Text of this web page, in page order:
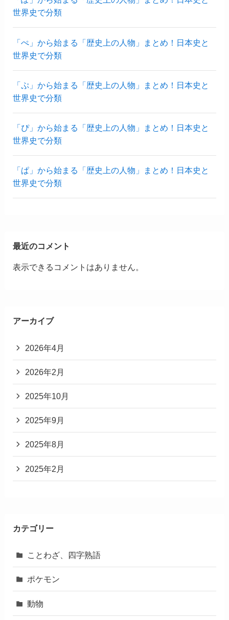
世界史で分類
「ぺ」から始まる「歴史上の人物」まとめ！日本史と
世界史で分類
「ぷ」から始まる「歴史上の人物」まとめ！日本史と
世界史で分類
「ぴ」から始まる「歴史上の人物」まとめ！日本史と
世界史で分類
「ぱ」から始まる「歴史上の人物」まとめ！日本史と
世界史で分類
最近のコメント
表示できるコメントはありません。
アーカイブ
2026年4月
2026年2月
2025年10月
2025年9月
2025年8月
2025年2月
カテゴリー
ことわざ、四字熟語
ポケモン
動物